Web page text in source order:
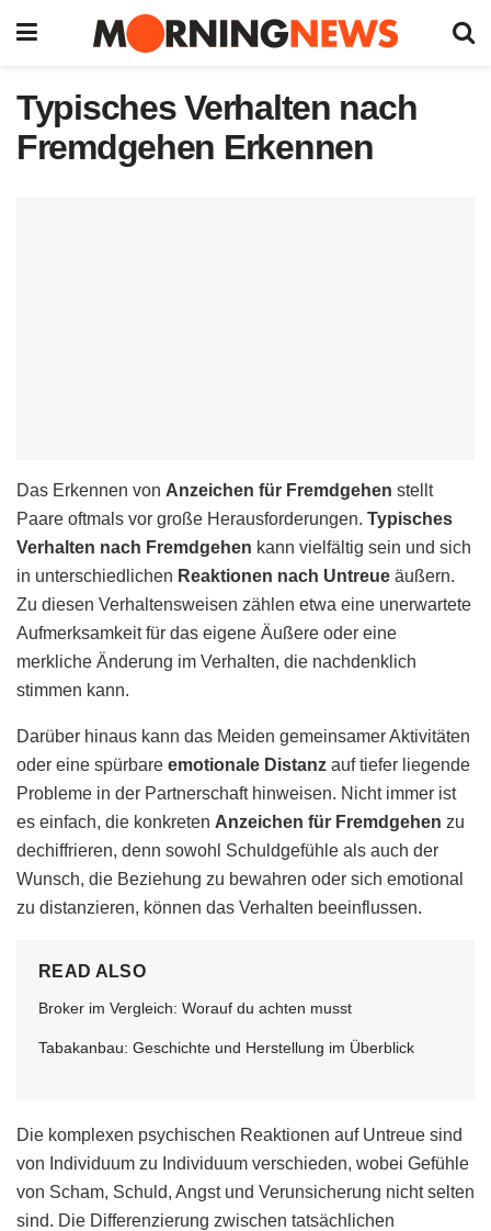
Typisches Verhalten nach
Fremdgehen Erkennen
Das Erkennen von Anzeichen für Fremdgehen stellt
Paare oftmals vor große Herausforderungen. Typisches
Verhalten nach Fremdgehen kann vielfältig sein und sich
in unterschiedlichen Reaktionen nach Untreue äußern.
Zu diesen Verhaltensweisen zählen etwa eine unerwartete
Aufmerksamkeit für das eigene Äußere oder eine
merkliche Änderung im Verhalten, die nachdenklich
stimmen kann.
Darüber hinaus kann das Meiden gemeinsamer Aktivitäten
oder eine spürbare emotionale Distanz auf tiefer liegende
Probleme in der Partnerschaft hinweisen. Nicht immer ist
es einfach, die konkreten Anzeichen für Fremdgehen zu
dechiffrieren, denn sowohl Schuldgefühle als auch der
Wunsch, die Beziehung zu bewahren oder sich emotional
zu distanzieren, können das Verhalten beeinflussen.
READ ALSO
Broker im Vergleich: Worauf du achten musst
Tabakanbau: Geschichte und Herstellung im Überblick
Die komplexen psychischen Reaktionen auf Untreue sind
von Individuum zu Individuum verschieden, wobei Gefühle
von Scham, Schuld, Angst und Verunsicherung nicht selten
sind. Die Differenzierung zwischen tatsächlichen